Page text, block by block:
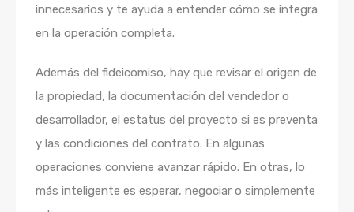
innecesarios y te ayuda a entender cómo se integra
en la operación completa.
Además del fideicomiso, hay que revisar el origen de
la propiedad, la documentación del vendedor o
desarrollador, el estatus del proyecto si es preventa
y las condiciones del contrato. En algunas
operaciones conviene avanzar rápido. En otras, lo
más inteligente es esperar, negociar o simplemente